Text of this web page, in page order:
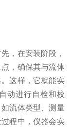
，在安装阶段，
，确保其与流体
这样，它就能实
动进行自检和校
流体类型、测量
程中，仪器会实